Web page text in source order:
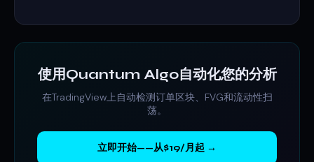
使用Quantum Algo自动化您的分析
在TradingView上自动检测订单区块、FVG和流动性扫
荡。
立即开始——从$19/月起 →